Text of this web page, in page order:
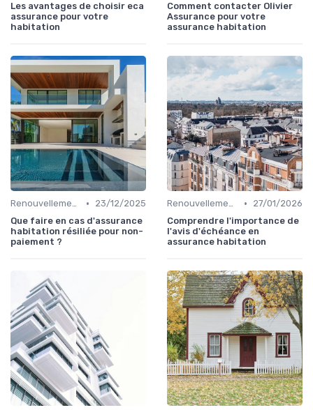
Les avantages de choisir eca
assurance pour votre
habitation
Comment contacter Olivier
Assurance pour votre
assurance habitation
Renouvellement et résiliation •
23/12/2025
Que faire en cas d'assurance
habitation résiliée pour non-
paiement ?
Renouvellement et résiliation •
27/01/2026
Comprendre l'importance de
l'avis d'échéance en
assurance habitation